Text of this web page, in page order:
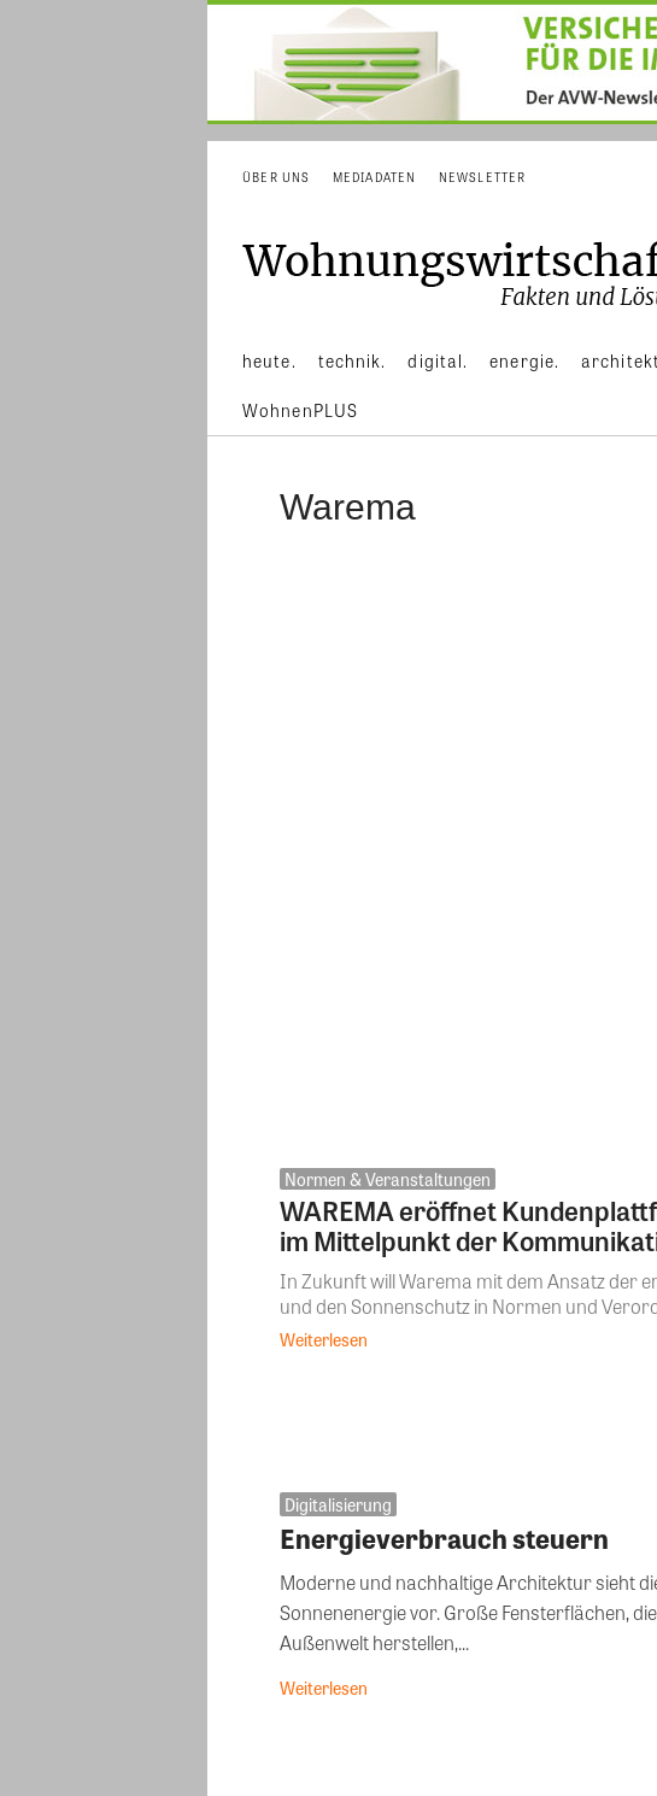
ÜBER UNS MEDIADATEN NEWSLETTER
heute. technik. digital. energie.
WohnenPLUS
Warema
Normen & Veranstaltungen
WAREMA eröffnet
im Mittelpunkt der
In Zukunft will Warema mit dem Ansatz der
und den Sonnenschutz in Normen und
Weiterlesen
Digitalisierung
Energieverbrauch steuern
Moderne und nachhaltige Architektur sieht
Sonnenenergie vor. Große Fensterflächen,
Außenwelt herstellen,...
Weiterlesen